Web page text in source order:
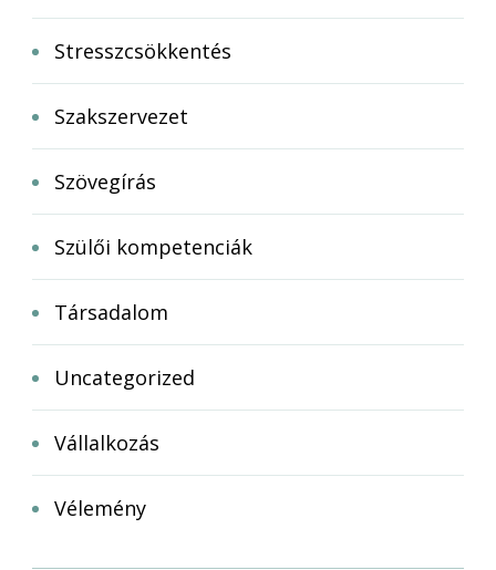
Stresszcsökkentés
Szakszervezet
Szövegírás
Szülői kompetenciák
Társadalom
Uncategorized
Vállalkozás
Vélemény